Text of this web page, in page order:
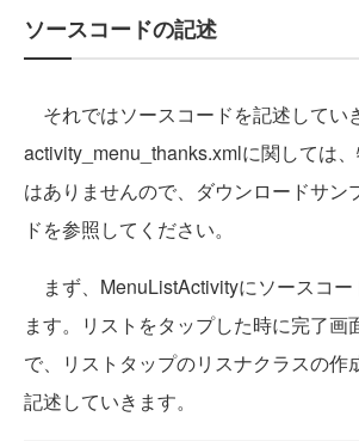
ソースコードの記述
それではソースコードを記述してい
activity_menu_thanks.xmlに関しては
はありませんので、ダウンロードサン
ドを参照してください。
まず、MenuListActivityにソースコー
ます。リストをタップした時に完了画
で、リストタップのリスナクラスの作
記述していきます。